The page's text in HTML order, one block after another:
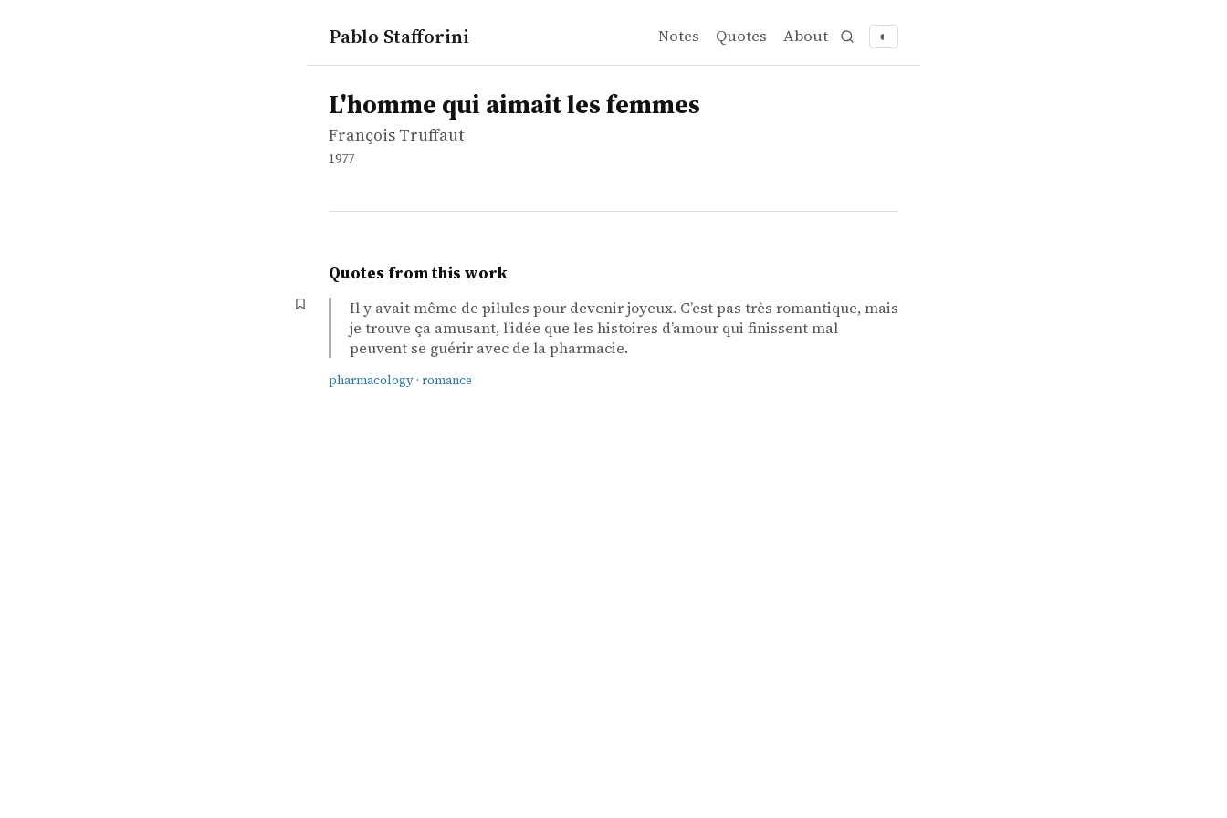
Pablo Stafforini Notes Quotes About ◐
works
François Truffaut
L'homme qui aimait les femmes
movie
L'homme qui aimait les femmes
François Truffaut
1977
Quotes from this work
Il y avait même de pilules pour devenir joyeux. C’est pas très romantique, mais
je trouve ça amusant, l’idée que les histoires d’amour qui finissent mal
peuvent se guérir avec de la pharmacie.
pharmacology · romance